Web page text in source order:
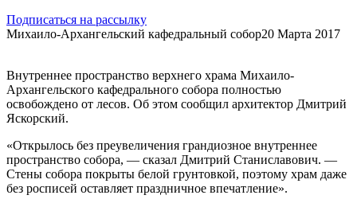
Подписаться на рассылку
Михаило-Архангельский кафедральный собор20 Марта 2017
Внутреннее пространство верхнего храма Михаило-
Архангельского кафедрального собора полностью
освобождено от лесов. Об этом сообщил архитектор Дмитрий
Яскорский.
«Открылось без преувеличения грандиозное внутреннее
пространство собора, — сказал Дмитрий Станиславович. —
Стены собора покрыты белой грунтовкой, поэтому храм даже
без росписей оставляет праздничное впечатление».